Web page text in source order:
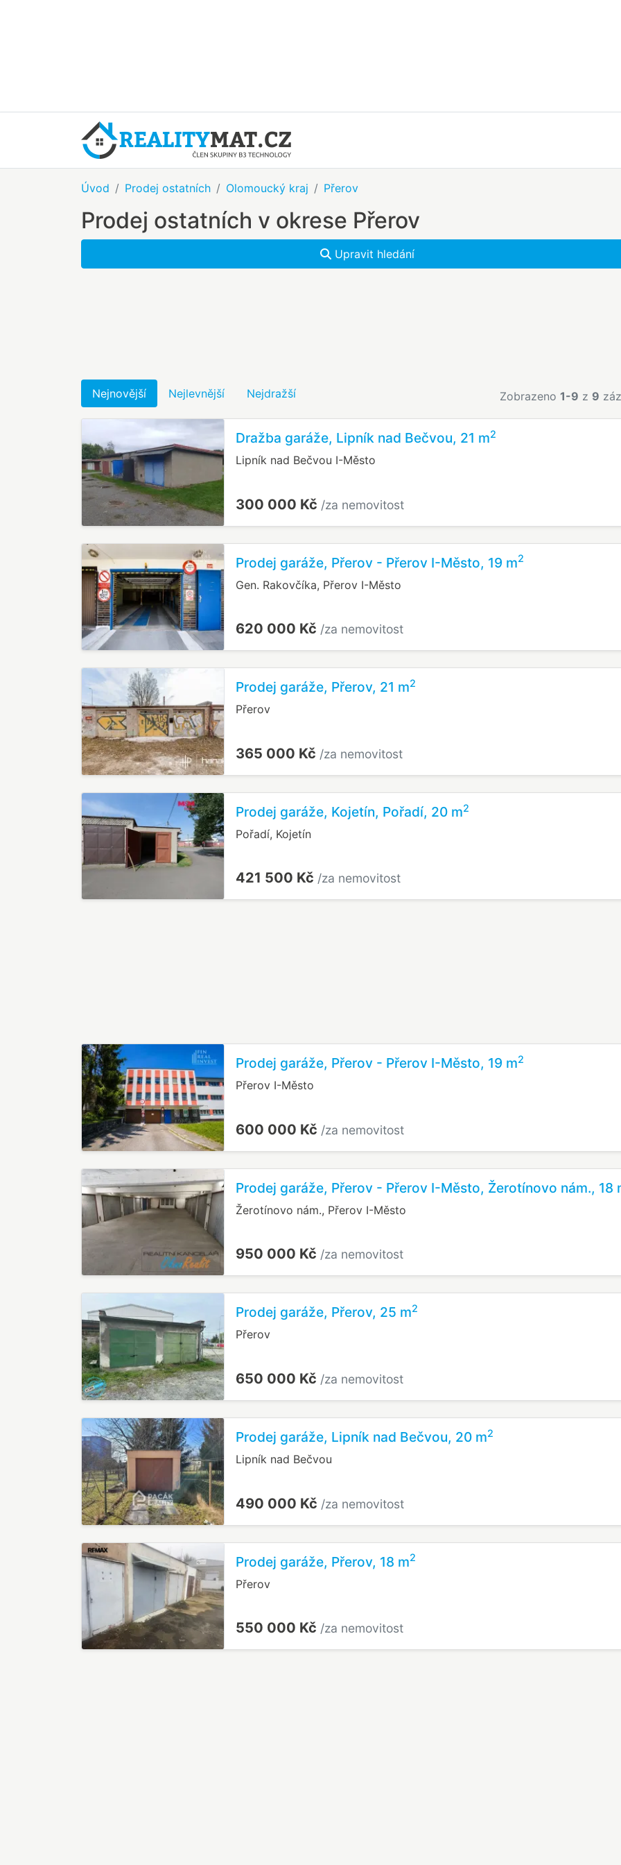
Úvod Prodej ostatních Olomoucký kraj Přerov
Prodej ostatních v okrese Přerov
Upravit hledání
Nejnovější Nejlevnější Nejdražší Zobrazeno 1-9 z 9
Dražba garáže, Lipník nad Bečvou, 21 m2
Lipník nad Bečvou I-Město
300 000 Kč /za nemovitost
Prodej garáže, Přerov - Přerov I-Město, 19 m2
Gen. Rakovčíka, Přerov I-Město
620 000 Kč /za nemovitost
Prodej garáže, Přerov, 21 m2
Přerov
365 000 Kč /za nemovitost
Prodej garáže, Kojetín, Pořadí, 20 m2
Pořadí, Kojetín
421 500 Kč /za nemovitost
Prodej garáže, Přerov - Přerov I-Město, 19 m2
Přerov I-Město
600 000 Kč /za nemovitost
Prodej garáže, Přerov - Přerov I-Město, Žerotínovo nám., 18
Žerotínovo nám., Přerov I-Město
950 000 Kč /za nemovitost
Prodej garáže, Přerov, 25 m2
Přerov
650 000 Kč /za nemovitost
Prodej garáže, Lipník nad Bečvou, 20 m2
Lipník nad Bečvou
490 000 Kč /za nemovitost
Prodej garáže, Přerov, 18 m2
Přerov
550 000 Kč /za nemovitost